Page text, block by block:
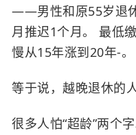
——男性和原55岁退
月推迟1个月。 最低
慢从15年涨到20年-。
等于说，越晚退休的
很多人怕“超龄”两个